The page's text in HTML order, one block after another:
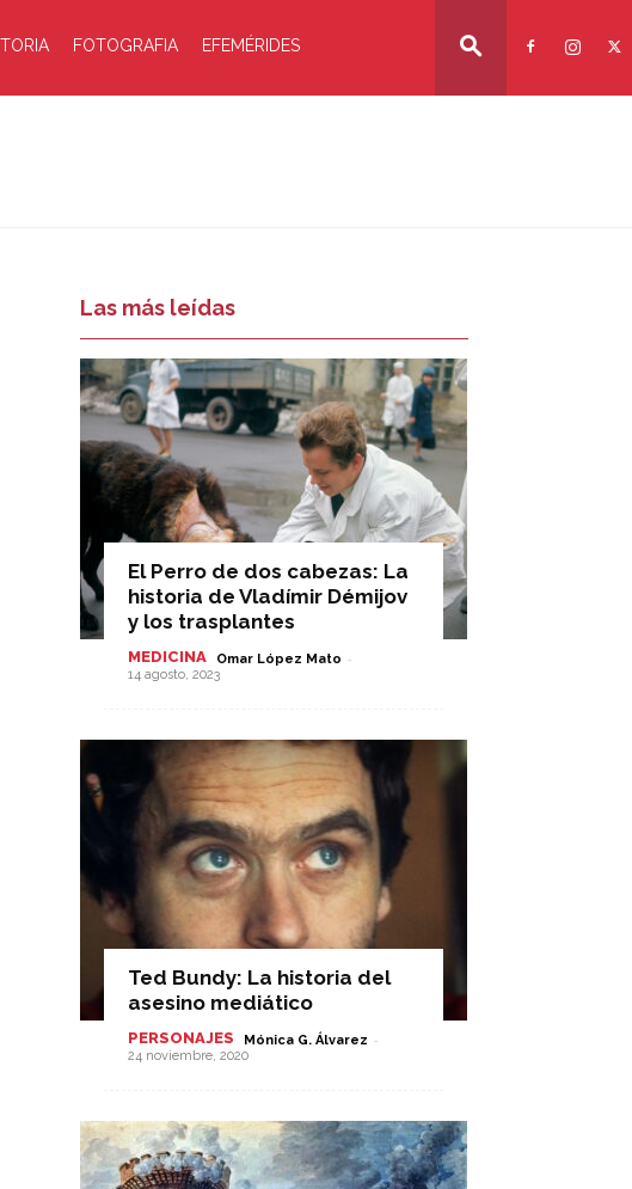
FOTOGRAFIA EFEMÉRIDES
Las más leídas
El Perro de dos cabezas: La
historia de Vladímir Démijov
y los trasplantes
MEDICINA Omar López Mato -
14 agosto, 2023
Ted Bundy: La historia del
asesino mediático
PERSONAJES Mónica G. Álvarez -
24 noviembre, 2020